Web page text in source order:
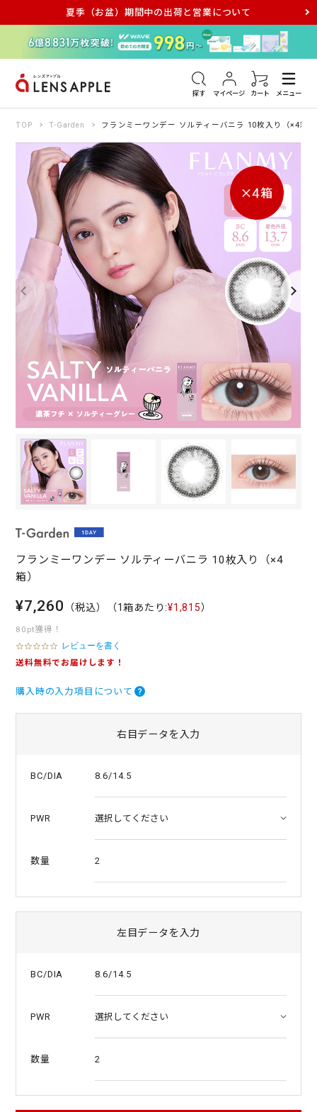
夏季（お盆）期間中の出荷と営業について
探す マイページ カート メニュー
アキュビュー メダリスト メガネ
TOP T-Garden フランミーワンデー ソルティーバニラ 10枚入り（×4箱）
フランミーワンデー ソルティーバニラ 10枚入り（×4
箱）
¥7,260 （税込） （1箱あたり:¥1,815）
80pt獲得！
0
.
t
n
レビューを書く
送料無料でお届けします！
購入時の入力項目について
右目データを入力
BC/DIA 8.6/14.5
PWR
数量 2
左目データを入力
BC/DIA 8.6/14.5
PWR
数量 2